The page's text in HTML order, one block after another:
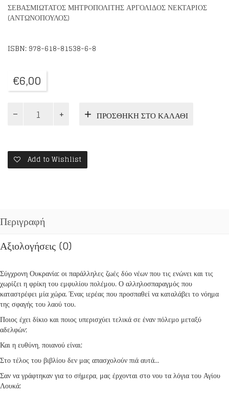
ΣΕΒΑΣΜΙΩΤΑΤΟΣ ΜΗΤΡΟΠΟΛΙΤΗΣ ΑΡΓΟΛΙΔΟΣ ΝΕΚΤΑΡΙΟΣ
(ΑΝΤΩΝΟΠΟΥΛΟΣ)
ISBN: 978-618-81538-6-8
€6,00
ΣΦΑΙΡΕΣ
ποσότητα
ΠΡΟΣΘΉΚΗ ΣΤΟ ΚΑΛΆΘΙ
Add to Wishlist
Περιγραφή
Αξιολογήσεις (0)
Σύγχρονη Ουκρανία: οι παράλληλες ζωές δύο νέων που τις ενώνει και τις
χωρίζει η φρίκη του εμφυλίου πολέμου. Ο αλληλοσπαραγμός που
καταστρέφει μία χώρα. Ένας ιερέας που προσπαθεί να καταλάβει το νόημα
της σφαγής του λαού του.
Ποιος έχει δίκιο και ποιος υπερισχύει τελικά σε έναν πόλεμο μεταξύ
αδελφών;
Και η ευθύνη, ποιανού είναι;
Στο τέλος του βιβλίου δεν μας απασχολούν πιά αυτά…
Σαν να γράφτηκαν για το σήμερα, μας έρχονται στο νου τα λόγια του Αγίου
Λουκά: